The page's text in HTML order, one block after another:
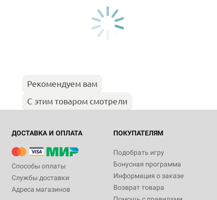
Рекомендуем вам
С этим товаром смотрели
ДОСТАВКА И ОПЛАТА
Способы оплаты
Службы доставки
Адреса магазинов
ПОКУПАТЕЛЯМ
Подобрать игру
Бонусная программа
Информация о заказе
Возврат товара